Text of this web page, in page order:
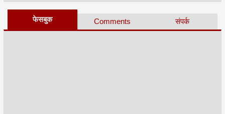
फेसबुक Comments संपर्क